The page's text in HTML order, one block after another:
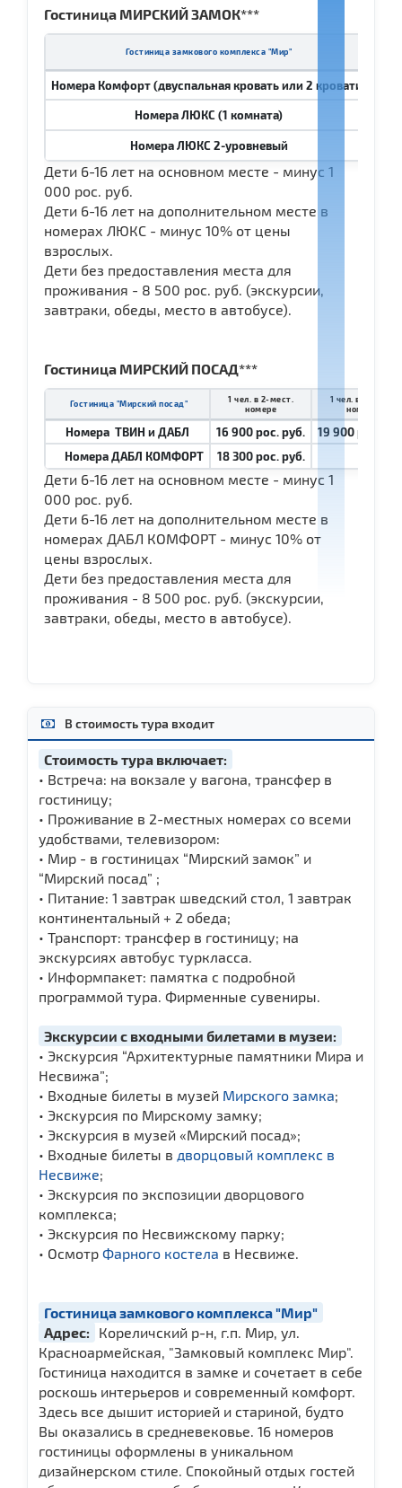
Гостиница МИРСКИЙ ЗАМОК***
Гостиница замкового комплекcа "Мир"
Номера Комфорт (двуспальная кровать или 2 кровати)
Номера ЛЮКС (1 комната)
Номера ЛЮКС 2-уровневый
Дети 6-16 лет на основном месте - минус 1
000 рос. руб.
Дети 6-16 лет на дополнительном месте в
номерах ЛЮКС - минус 10% от цены
взрослых.
Дети без предоставления места для
проживания - 8 500 рос. руб. (экскурсии,
завтраки, обеды, место в автобусе).
Гостиница МИРСКИЙ ПОСАД***
Гостиница "Мирский посад"
1 чел. в 2-мест.
номере
1 чел. в 1-мест.
номере
Номера ТВИН и ДАБЛ 16 900 рос. руб.
19 900 рос.
Номера ДАБЛ КОМФОРТ
18 300 рос. руб.
Дети 6-16 лет на основном месте - минус 1
000 рос. руб.
Дети 6-16 лет на дополнительном месте в
номерах ДАБЛ КОМФОРТ - минус 10% от
цены взрослых.
Дети без предоставления места для
проживания - 8 500 рос. руб. (экскурсии,
завтраки, обеды, место в автобусе).
В стоимость тура входит
Стоимость тура включает:
• Встреча: на вокзале у вагона, трансфер в
гостиницу;
• Проживание в 2-местных номерах со всеми
удобствами, телевизором:
• Мир - в гостиницах “Мирский замок” и
“Мирский посад” ;
• Питание: 1 завтрак шведский стол, 1 завтрак
континентальный + 2 обеда;
• Транспорт: трансфер в гостиницу; на
экскурсиях автобус туркласса.
• Информпакет: памятка с подробной
программой тура. Фирменные сувениры.
Экскурсии с входными билетами в музеи:
• Экскурсия “Архитектурные памятники Мира и
Несвижа”;
• Входные билеты в музей Мирского замка;
• Экскурсия по Мирскому замку;
• Экскурсия в музей «Мирский посад»;
• Входные билеты в дворцовый комплекс в
Несвиже;
• Экскурсия по экспозиции дворцового
комплекса;
• Экскурсия по Несвижскому парку;
• Осмотр Фарного костела в Несвиже.
Гостиница замкового комплекса "Мир"
Адрес:
Кореличский р-н, г.п. Мир, ул.
Красноармейская, "Замковый комплекс Мир".
Гостиница находится в замке и сочетает в себе
роскошь интерьеров и современный комфорт.
Здесь все дышит историей и стариной, будто
Вы оказались в средневековье. 16 номеров
гостиницы оформлены в уникальном
дизайнерском стиле. Спокойный отдых гостей